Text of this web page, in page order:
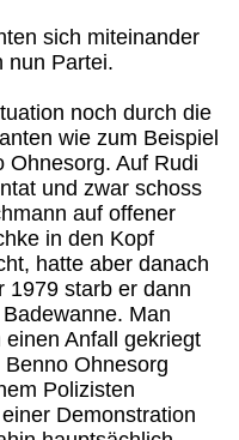
sich miteinander
nun Partei.
noch durch die
wie zum Beispiel
Ohnesorg. Auf Rudi
und zwar schoss
auf offener
in den Kopf
hatte aber danach
1979 starb er dann
Man
Anfall gekriegt
Ohnesorg
Polizisten
Demonstration